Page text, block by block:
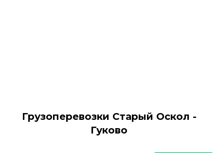
Грузоперевозки Старый Оскол -
Гуково